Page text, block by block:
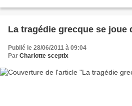
La tragédie grecque se joue
Publié le 28/06/2011 à 09:04
Par Charlotte sceptix